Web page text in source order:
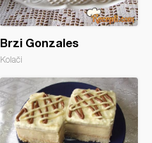
Brzi Gonzales
Kolači